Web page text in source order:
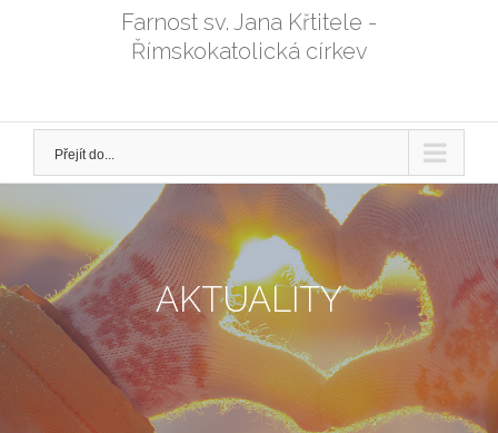
Farnost sv. Jana Křtitele -
Římskokatolická církev
Přejít do...
AKTUALITY